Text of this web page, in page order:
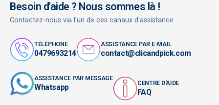
Besoin d'aide ? Nous sommes là !
Contactez-nous via l'un de ces canaux d'assistance
TÉLÉPHONE
0479693214
ASSISTANCE PAR E-MAIL
contact@clicandpick.com
ASSISTANCE PAR MESSAGE
Whatsapp CENTRE D'AIDE
FAQ